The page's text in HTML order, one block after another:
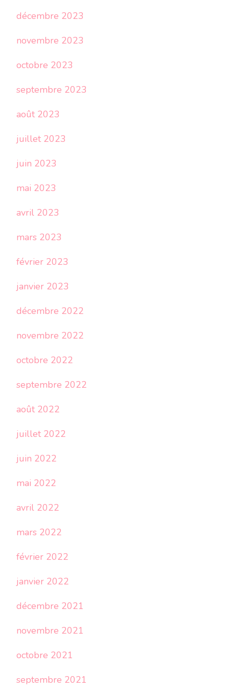
décembre 2023
novembre 2023
octobre 2023
septembre 2023
août 2023
juillet 2023
juin 2023
mai 2023
avril 2023
mars 2023
février 2023
janvier 2023
décembre 2022
novembre 2022
octobre 2022
septembre 2022
août 2022
juillet 2022
juin 2022
mai 2022
avril 2022
mars 2022
février 2022
janvier 2022
décembre 2021
novembre 2021
octobre 2021
septembre 2021